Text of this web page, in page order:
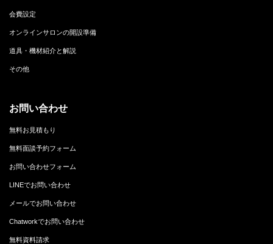
会費設定
オンラインサロンの開設準備
道具・機材紹介と解説
その他
お問い合わせ
無料お見積もり
無料面談予約フォーム
お問い合わせフォーム
LINEでお問い合わせ
メールでお問い合わせ
Chatworkでお問い合わせ
無料資料請求